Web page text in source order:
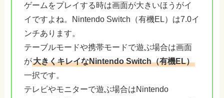
ゲームをプレイする時は画面が大きいほうがイ
イですよね。Nintendo Switch（有機EL）は7.0イ
ンチあります。
テーブルモードや携帯モードで遊ぶ場合は画面
が大きくキレイなNintendo Switch（有機EL）
一択です。
テレビやモニターで遊ぶ場合はNintendo